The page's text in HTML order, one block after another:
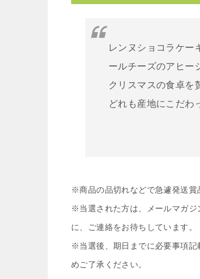
レンヌショコラケー
ールチーズのアヒー
クリスマスの食卓を
どれも産地にこだわ
※商品の品切れなどで急遽発送賞
※当選された方は、メールマガジ
に、ご連絡をお待ちしています。
※当選後、期日までに必要事項記
めご了承ください。